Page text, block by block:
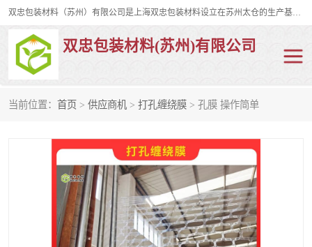
双忠包装材料（苏州）有限公司是上海双忠包装材料设立在苏州太仓的生产基地，占地约2万平米，产品主要有打孔缠绕膜，拉伸蜂窝纸，集装箱充气袋，滑托板，打包带，裹包网兜，防滑纸等箱体和托盘的运输和保护性包材。固永包材®，GooYon Pack®，是我们保护性包装材料的专属品牌。
双忠包装材料(苏州)有限公司
当前位置： 首页 > 供应商机 > 打孔缠绕膜 > 孔膜 操作简单
裹包网兜 纤维打包带
充气袋
缠绕膜